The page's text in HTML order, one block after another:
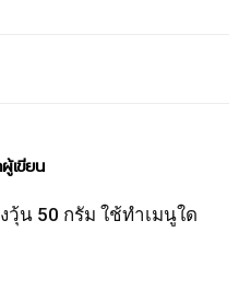
เขียน
วุ้น 50 กรัม ใช้ทำเมนูใด